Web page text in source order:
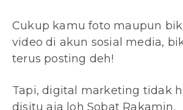
Cukup kamu foto maupun
video di akun sosial media,
terus posting deh!
Tapi, digital marketing tidak
disitu aja loh Sobat Rakamin.